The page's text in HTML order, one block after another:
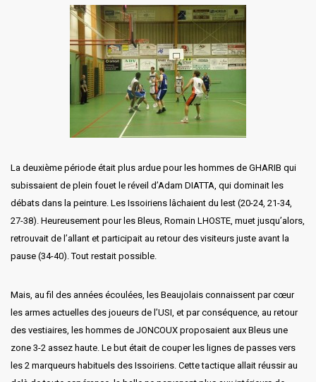
La deuxième période était plus ardue pour les hommes de GHARIB qui
subissaient de plein fouet le réveil d’Adam DIATTA, qui dominait les
débats dans la peinture. Les Issoiriens lâchaient du lest (20-24, 21-34,
27-38). Heureusement pour les Bleus, Romain LHOSTE, muet jusqu’alors,
retrouvait de l’allant et participait au retour des visiteurs juste avant la
pause (34-40). Tout restait possible.
Mais, au fil des années écoulées, les Beaujolais connaissent par cœur
les armes actuelles des joueurs de l’USI, et par conséquence, au retour
des vestiaires, les hommes de JONCOUX proposaient aux Bleus une
zone 3-2 assez haute. Le but était de couper les lignes de passes vers
les 2 marqueurs habituels des Issoiriens. Cette tactique allait réussir au